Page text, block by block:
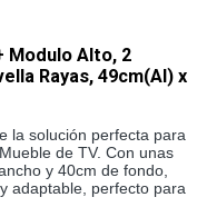
Modulo Alto, 2
Rayas, 49cm(Al) x
la solución perfecta para
de TV. Con unas
y 40cm de fondo,
adaptable, perfecto para